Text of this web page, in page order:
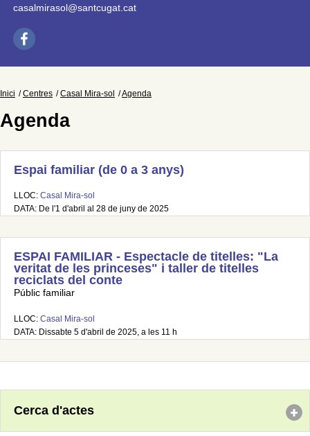
casalmirasol@santcugat.cat
Inici Centres Casal Mira-sol Agenda
Agenda
Espai familiar (de 0 a 3 anys)
LLOC: Casal Mira-sol
DATA: De l'1 d'abril al 28 de juny de 2025
ESPAI FAMILIAR - Espectacle de titelles: "La
veritat de les princeses" i taller de titelles
reciclats del conte
Públic familiar
LLOC: Casal Mira-sol
DATA: Dissabte 5 d'abril de 2025, a les 11 h
Cerca d'actes